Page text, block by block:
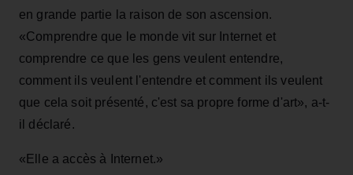
en grande partie la raison de son ascension.
«Comprendre que le monde vit sur Internet et
comprendre ce que les gens veulent entendre,
comment ils veulent l'entendre et comment ils veulent
que cela soit présenté, c'est sa propre forme d'art», a-t-
il déclaré.
«Elle a accès à Internet.»